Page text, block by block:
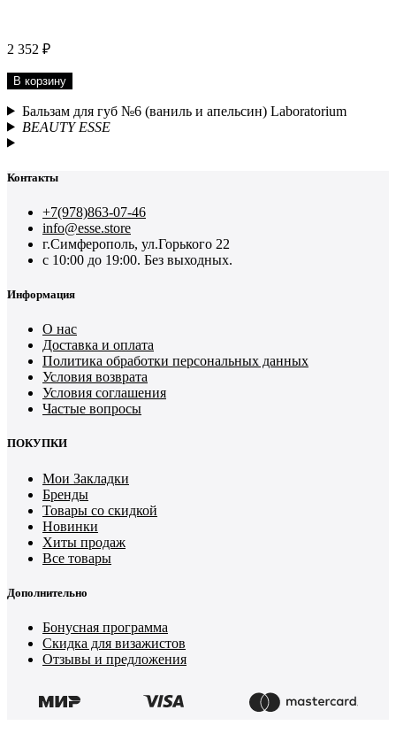
2 352 ₽
В корзину
Бальзам для губ №6 (ваниль и апельсин) Laboratorium
BEAUTY ESSE
Контакты
+7(978)863-07-46
info@esse.store
г.Симферополь, ул.Горького 22
с 10:00 до 19:00. Без выходных.
Информация
О нас
Доставка и оплата
Политика обработки персональных данных
Условия возврата
Условия соглашения
Частые вопросы
ПОКУПКИ
Мои Закладки
Бренды
Товары со скидкой
Новинки
Хиты продаж
Все товары
Дополнительно
Бонусная программа
Скидка для визажистов
Отзывы и предложения